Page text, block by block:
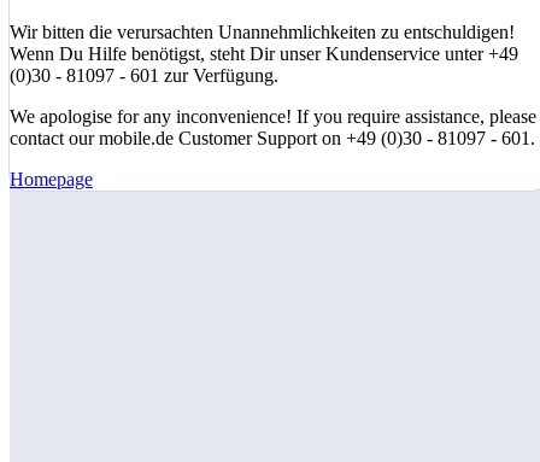
Wir bitten die verursachten Unannehmlichkeiten zu entschuldigen!
Wenn Du Hilfe benötigst, steht Dir unser Kundenservice unter +49
(0)30 - 81097 - 601 zur Verfügung.
We apologise for any inconvenience! If you require assistance, please
contact our mobile.de Customer Support on +49 (0)30 - 81097 - 601.
Homepage